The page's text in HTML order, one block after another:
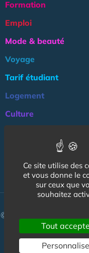
Formation
Emploi
Mode & beauté
Voyage
Tarif étudiant
Logement
Culture
NOS AUTRES SITES :
© CapCampus 2026 -
Ce site utilise des
et vous donne le
sur ceux que
souhaitez
Tout